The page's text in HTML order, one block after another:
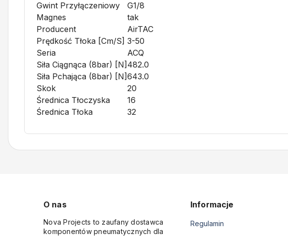
Gwint Przyłączeniowy
G1/8
Magnes
tak
Producent
AirTAC
Prędkość Tłoka [cm/s] 3-50
Seria
ACQ
Siła Ciągnąca (8bar) [N] 482.0
Siła Pchająca (8bar) [N]643.0
Skok
20
Średnica Tłoczyska
16
Średnica Tłoka
32
O nas
Nova Projects to zaufany dostawca
komponentów pneumatycznych dla
Informacje
Regulamin